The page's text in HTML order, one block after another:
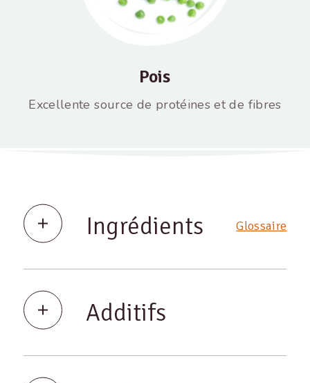
Pois
Excellente source de protéines et de fibres
Ingrédients Glossaire
Additifs